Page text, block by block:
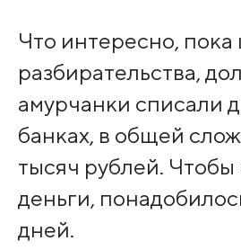
Что интересно,
разбирательства,
амурчанки списали
банках, в общей
тысяч рублей. Чтобы
деньги,
дней.